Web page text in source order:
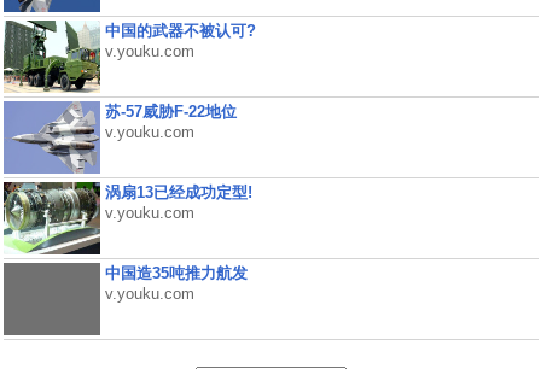
中国的武器不被认可?
v.youku.com
苏-57威胁F-22地位
v.youku.com
涡扇13已经成功定型!
v.youku.com
中国造35吨推力航发
v.youku.com